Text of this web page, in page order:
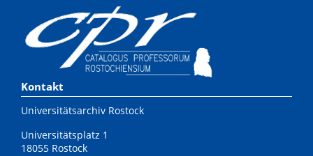
Kontakt
Universitätsarchiv Rostock
Universitätsplatz 1
18055 Rostock